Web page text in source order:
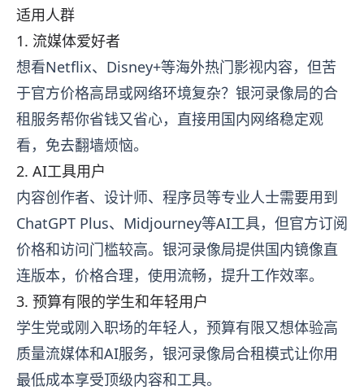
适用人群
1. 流媒体爱好者
想看Netflix、Disney+等海外热门影视内容，但苦
于官方价格高昂或网络环境复杂？银河录像局的合
租服务帮你省钱又省心，直接用国内网络稳定观
看，免去翻墙烦恼。
2. AI工具用户
内容创作者、设计师、程序员等专业人士需要用到
ChatGPT Plus、Midjourney等AI工具，但官方订阅
价格和访问门槛较高。银河录像局提供国内镜像直
连版本，价格合理，使用流畅，提升工作效率。
3. 预算有限的学生和年轻用户
学生党或刚入职场的年轻人，预算有限又想体验高
质量流媒体和AI服务，银河录像局合租模式让你用
最低成本享受顶级内容和工具。